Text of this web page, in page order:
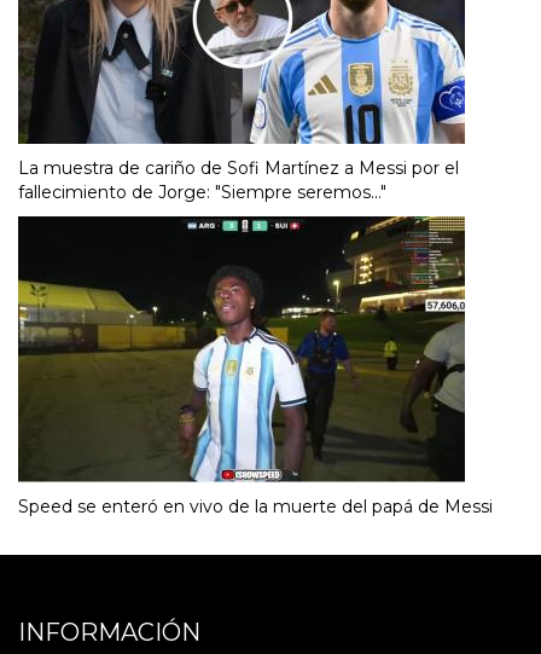
La muestra de cariño de Sofi Martínez a Messi por el
fallecimiento de Jorge: "Siempre seremos..."
Speed se enteró en vivo de la muerte del papá de Messi
INFORMACIÓN